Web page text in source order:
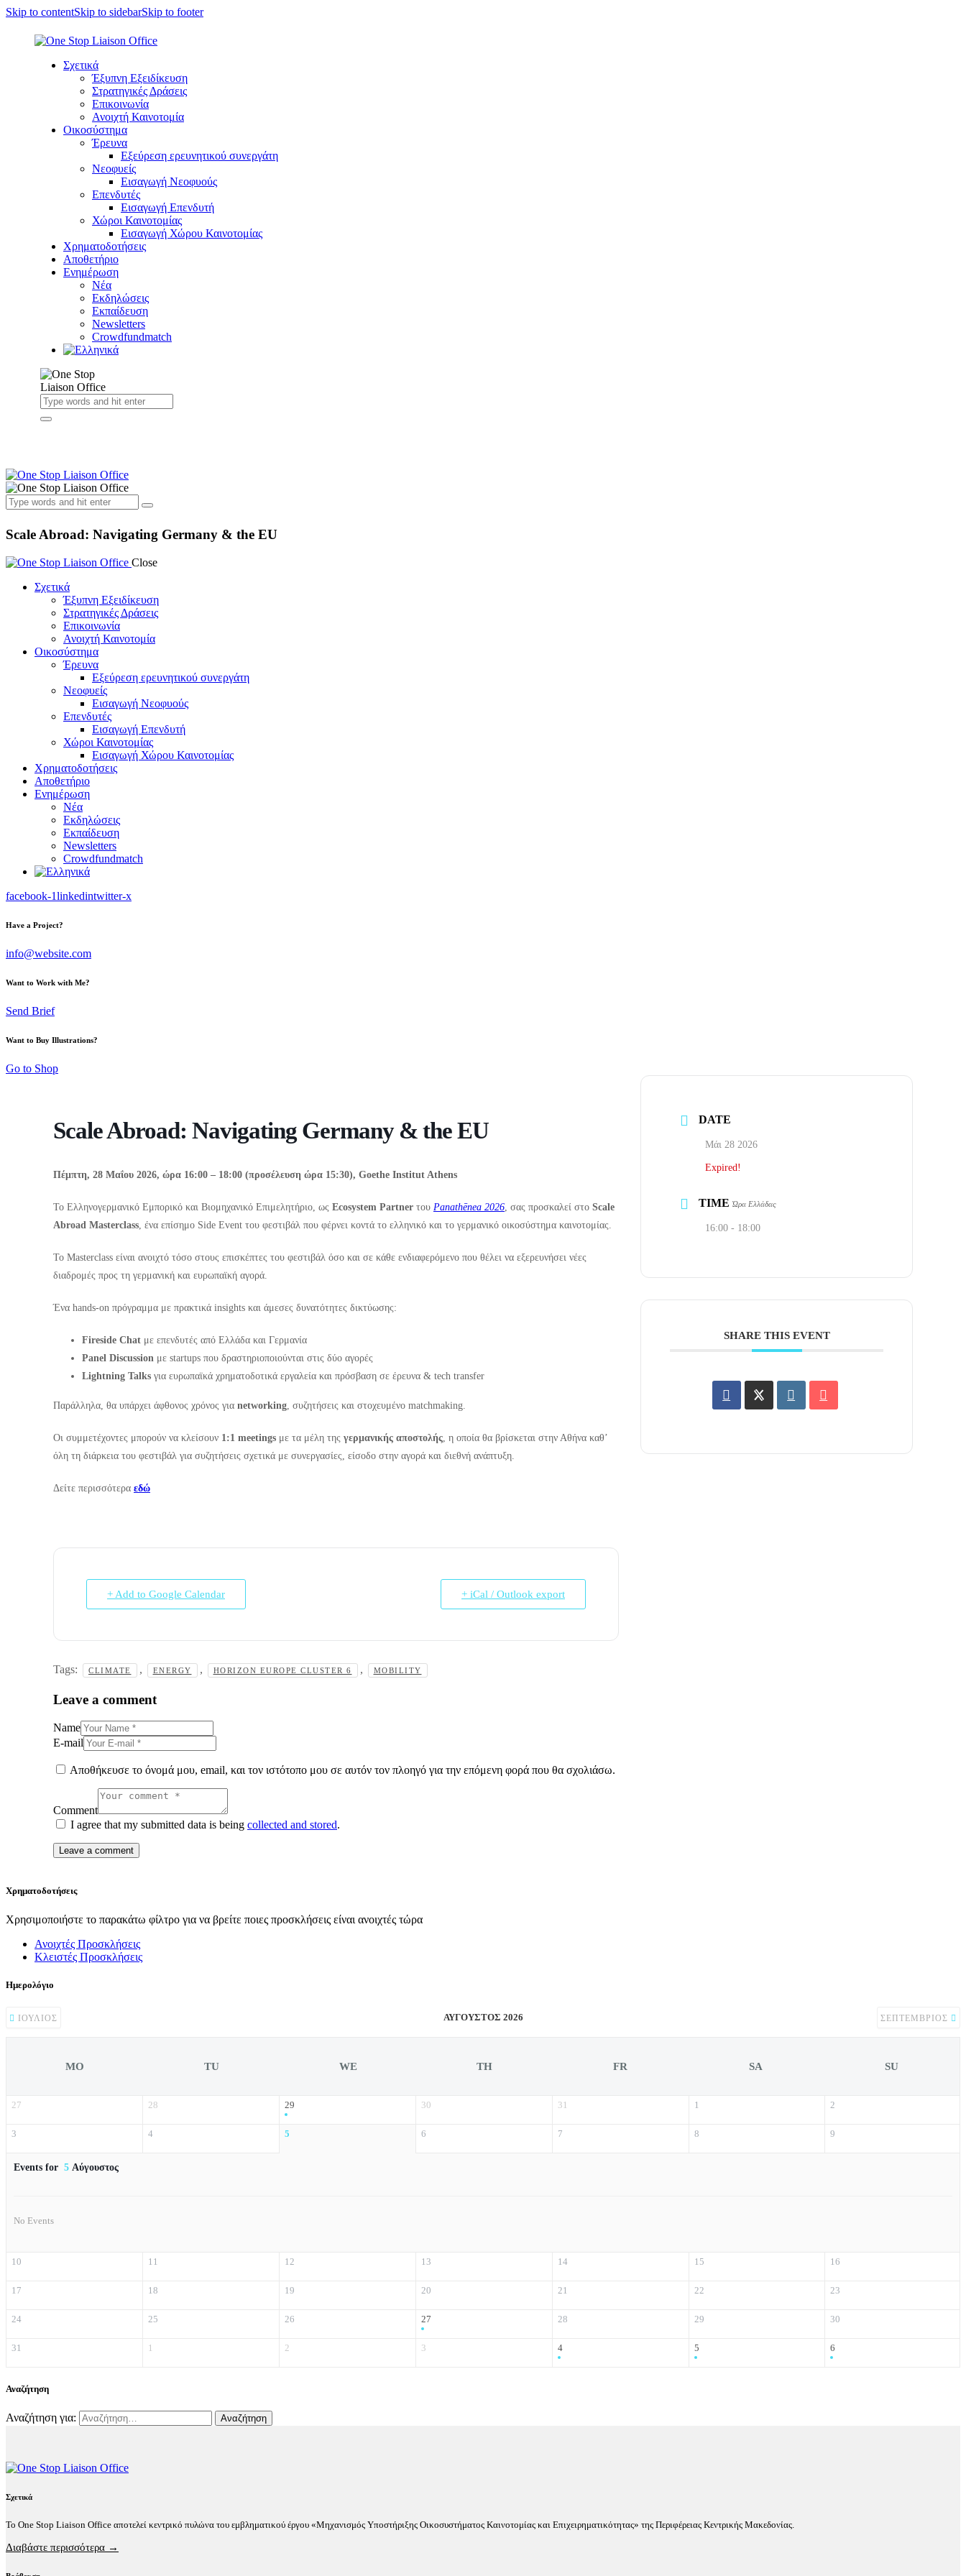
Skip to contentSkip to sidebarSkip to footer
Σχετικά
Έξυπνη Εξειδίκευση
Στρατηγικές Δράσεις
Επικοινωνία
Ανοιχτή Καινοτομία
Οικοσύστημα
Έρευνα
Εξεύρεση ερευνητικού συνεργάτη
Νεοφυείς
Εισαγωγή Νεοφυούς
Επενδυτές
Εισαγωγή Επενδυτή
Χώροι Καινοτομίας
Εισαγωγή Χώρου Καινοτομίας
Χρηματοδοτήσεις
Αποθετήριο
Ενημέρωση
Νέα
Εκδηλώσεις
Εκπαίδευση
Newsletters
Crowdfundmatch
Scale Abroad: Navigating Germany & the EU
Close
Σχετικά
Έξυπνη Εξειδίκευση
Στρατηγικές Δράσεις
Επικοινωνία
Ανοιχτή Καινοτομία
Οικοσύστημα
Έρευνα
Εξεύρεση ερευνητικού συνεργάτη
Νεοφυείς
Εισαγωγή Νεοφυούς
Επενδυτές
Εισαγωγή Επενδυτή
Χώροι Καινοτομίας
Εισαγωγή Χώρου Καινοτομίας
Χρηματοδοτήσεις
Αποθετήριο
Ενημέρωση
Νέα
Εκδηλώσεις
Εκπαίδευση
Newsletters
Crowdfundmatch
facebook-1linkedintwitter-x
Have a Project?
info@website.com
Want to Work with Me?
Send Brief
Want to Buy Illustrations?
Go to Shop
Scale Abroad: Navigating Germany & the EU
Πέμπτη, 28 Μαΐου 2026, ώρα 16:00 – 18:00 (προσέλευση ώρα 15:30), Goethe Institut Athens
Το Ελληνογερμανικό Εμπορικό και Βιομηχανικό Επιμελητήριο, ως Ecosystem Partner του Panathēnea 2026 , σας προσκαλεί στο Scale
Abroad Masterclass , ένα επίσημο Side Event του φεστιβάλ που φέρνει κοντά το ελληνικό και το γερμανικό οικοσύστημα καινοτομίας.
Το Masterclass είναι ανοιχτό τόσο στους επισκέπτες του φεστιβάλ όσο και σε κάθε ενδιαφερόμενο που θέλει να εξερευνήσει νέες
διαδρομές προς τη γερμανική και ευρωπαϊκή αγορά.
Ένα hands‑on πρόγραμμα με πρακτικά insights και άμεσες δυνατότητες δικτύωσης:
Fireside Chat με επενδυτές από Ελλάδα και Γερμανία
Panel Discussion με startups που δραστηριοποιούνται στις δύο αγορές
Lightning Talks για ευρωπαϊκά χρηματοδοτικά εργαλεία και πρόσβαση σε έρευνα & tech transfer
Παράλληλα, θα υπάρχει άφθονος χρόνος για networking , συζητήσεις και στοχευμένο matchmaking.
Οι συμμετέχοντες μπορούν να κλείσουν 1:1 meetings με τα μέλη της γερμανικής αποστολής , η οποία θα βρίσκεται στην Αθήνα καθ’
όλη τη διάρκεια του φεστιβάλ για συζητήσεις σχετικά με συνεργασίες, είσοδο στην αγορά και διεθνή ανάπτυξη.
Δείτε περισσότερα εδώ
+ Add to Google Calendar + iCal / Outlook export
Tags: CLIMATE , ENERGY , HORIZON EUROPE CLUSTER 6 , MOBILITY
DATE
Μάι 28 2026
Expired!
TIME Ώρα Ελλάδας
16:00 - 18:00
SHARE THIS EVENT
Leave a comment
Name
E-mail
Αποθήκευσε το όνομά μου, email, και τον ιστότοπο μου σε αυτόν τον πλοηγό για την επόμενη φορά που θα σχολιάσω.
Comment
I agree that my submitted data is being collected and stored.
Χρηματοδοτήσεις
Χρησιμοποιήστε το παρακάτω φίλτρο για να βρείτε ποιες προσκλήσεις είναι ανοιχτές τώρα
Ανοιχτές Προσκλήσεις
Κλειστές Προσκλήσεις
Ημερολόγιο
ΙΟΎΛΙΟΣ ΑΎΓΟΥΣΤΟΣ 2026 ΣΕΠΤΈΜΒΡΙΟΣ
MO TU WE TH FR SA SU
27 28 29 30 31 1 2
3 4 5 6 7 8 9
Events for 5 Αύγουστος
No Events
10 11 12 13 14 15 16
17 18 19 20 21 22 23
24 25 26 27 28 29 30
31 1 2 3 4 5 6
Αναζήτηση
Αναζήτηση για:
Σχετικά
Το One Stop Liaison Office αποτελεί κεντρικό πυλώνα του εμβληματικού έργου «Μηχανισμός Υποστήριξης Οικοσυστήματος Καινοτομίας και Επιχειρηματικότητας» της Περιφέρειας Κεντρικής Μακεδονίας.
Διαβάστε περισσότερα →